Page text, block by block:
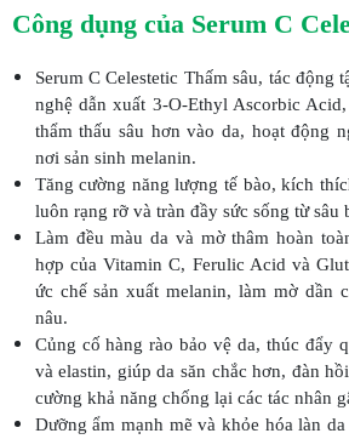
Công dụng của Serum C
Serum C Celestetic Thấm sâu, tác động
nghệ dẫn xuất 3-O-Ethyl Ascorbic
thẩm thấu sâu hơn vào da, hoạt động
nơi sản sinh melanin.
Tăng cường năng lượng tế bào, kích
luôn rạng rỡ và tràn đầy sức sống từ sâu
Làm đều màu da và mờ thâm hoàn
hợp của Vitamin C, Ferulic Acid và
ức chế sản xuất melanin, làm mờ dần
nâu.
Củng cố hàng rào bảo vệ da, thúc đẩy
và elastin, giúp da săn chắc hơn, đàn
cường khả năng chống lại các tác nhân
Dưỡng ẩm mạnh mẽ và khỏe hóa làn